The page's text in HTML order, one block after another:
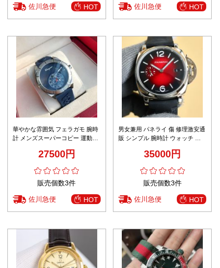
佐川急便 HOT 佐川急便 HOT
華やかな雰囲気 フェラガモ 腕時
計 メンズスーパーコピー 運動用
ムバンド メンズ ブルー
27500円
販売個数3件
佐川急便 HOT
男女兼用 パネライ 傷 修理激安通
販 シンプル 腕時計 ウォッチ 防
35000円
販売個数3件
佐川急便 HOT